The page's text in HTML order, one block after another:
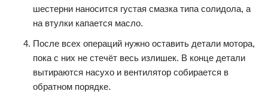
шестерни наносится густая смазка типа солидола, а
на втулки капается масло.
После всех операций нужно оставить детали мотора,
пока с них не стечёт весь излишек. В конце детали
вытираются насухо и вентилятор собирается в
обратном порядке.